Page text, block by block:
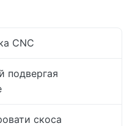
CNC
подвергая
скоса